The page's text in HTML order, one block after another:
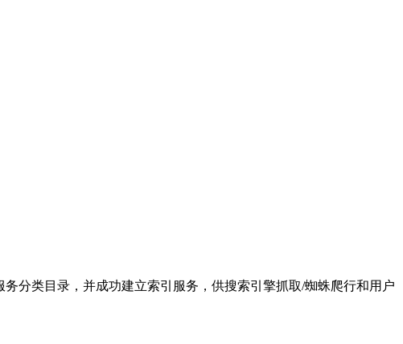
务分类目录，并成功建立索引服务，供搜索引擎抓取/蜘蛛爬行和用户